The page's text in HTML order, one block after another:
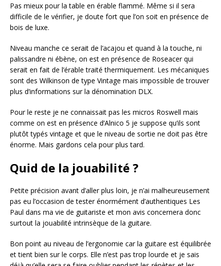
Pas mieux pour la table en érable flammé. Même si il sera
difficile de le vérifier, je doute fort que l’on soit en présence de
bois de luxe.
Niveau manche ce serait de l’acajou et quand à la touche, ni
palissandre ni ébène, on est en présence de Roseacer qui
serait en fait de l’érable traité thermiquement. Les mécaniques
sont des Wilkinson de type Vintage mais impossible de trouver
plus d’informations sur la dénomination DLX.
Pour le reste je ne connaissait pas les micros Roswell mais
comme on est en présence d’Alnico 5 je suppose qu’ils sont
plutôt typés vintage et que le niveau de sortie ne doit pas être
énorme. Mais gardons cela pour plus tard.
Quid de la jouabilité ?
Petite précision avant d’aller plus loin, je n’ai malheureusement
pas eu l’occasion de tester énormément d’authentiques Les
Paul dans ma vie de guitariste et mon avis concernera donc
surtout la jouabilité intrinsèque de la guitare.
Bon point au niveau de l’ergonomie car la guitare est équilibrée
et tient bien sur le corps. Elle n’est pas trop lourde et je sais